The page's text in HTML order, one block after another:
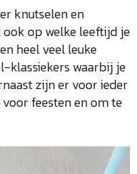
knutselen en
op welke leeftijd je
heel veel leuke
klassiekers waarbij je
zijn er voor ieder
feesten en om te